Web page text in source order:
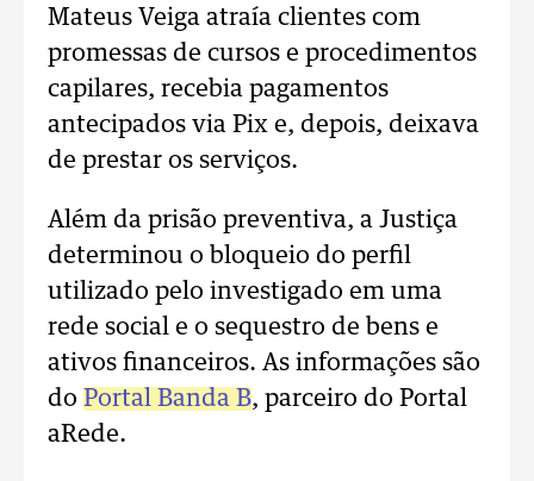
Mateus Veiga atraía clientes com
promessas de cursos e procedimentos
capilares, recebia pagamentos
antecipados via Pix e, depois, deixava
de prestar os serviços.
Além da prisão preventiva, a Justiça
determinou o bloqueio do perfil
utilizado pelo investigado em uma
rede social e o sequestro de bens e
ativos financeiros. As informações são
do Portal Banda B, parceiro do Portal
aRede.